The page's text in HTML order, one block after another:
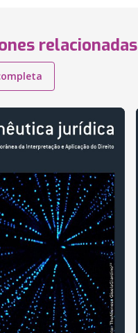
relacionadas